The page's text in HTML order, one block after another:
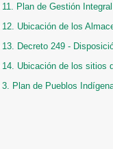
Plan de Gestión
Ubicación de los
Decreto 249 -
Ubicación de los sitios
Plan de Pueblos